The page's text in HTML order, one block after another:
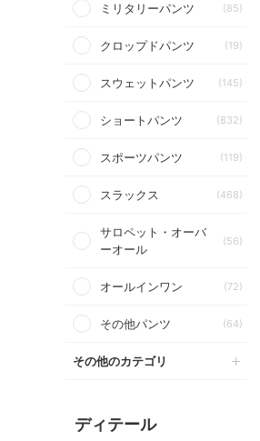
ミリタリーパンツ (85)
クロップドパンツ (19)
スウェットパンツ (145)
ショートパンツ (832)
スポーツパンツ (119)
スラックス (468)
サロペット・オーバ
ーオール
(56)
オールインワン (72)
その他パンツ (64)
その他のカテゴリ
ディテール